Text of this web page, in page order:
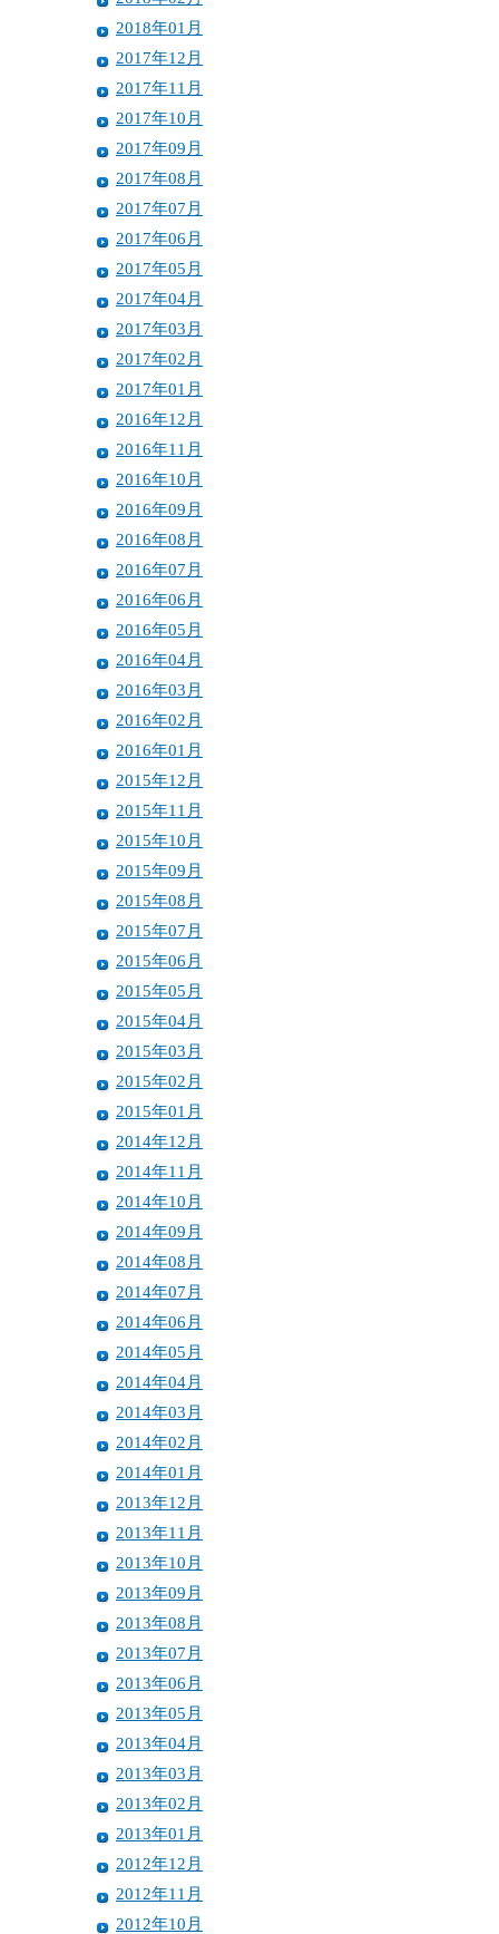
2018年01月
2017年12月
2017年11月
2017年10月
2017年09月
2017年08月
2017年07月
2017年06月
2017年05月
2017年04月
2017年03月
2017年02月
2017年01月
2016年12月
2016年11月
2016年10月
2016年09月
2016年08月
2016年07月
2016年06月
2016年05月
2016年04月
2016年03月
2016年02月
2016年01月
2015年12月
2015年11月
2015年10月
2015年09月
2015年08月
2015年07月
2015年06月
2015年05月
2015年04月
2015年03月
2015年02月
2015年01月
2014年12月
2014年11月
2014年10月
2014年09月
2014年08月
2014年07月
2014年06月
2014年05月
2014年04月
2014年03月
2014年02月
2014年01月
2013年12月
2013年11月
2013年10月
2013年09月
2013年08月
2013年07月
2013年06月
2013年05月
2013年04月
2013年03月
2013年02月
2013年01月
2012年12月
2012年11月
2012年10月